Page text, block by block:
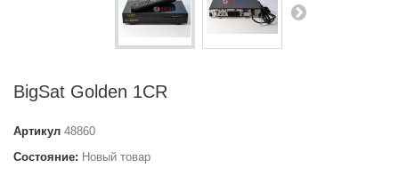
BigSat Golden 1CR
Артикул 48860
Состояние: Новый товар